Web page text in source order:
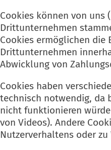
Cookies können von uns
Drittunternehmen
Cookies ermöglichen
Drittunternehmen
Abwicklung von
Cookies haben
technisch notwendig, da
nicht funktionieren
von Videos). Andere
Nutzerverhaltens oder